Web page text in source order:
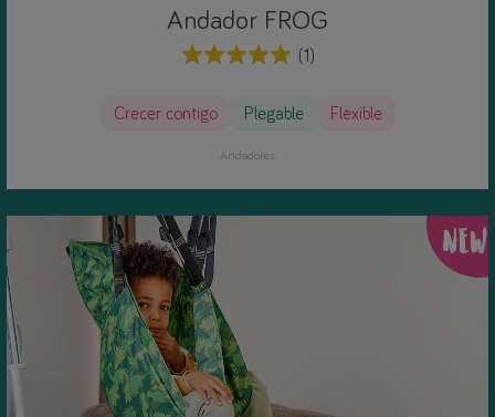
Andador FROG
(1)
Crecer contigo Plegable Flexible
Andadores
NEW